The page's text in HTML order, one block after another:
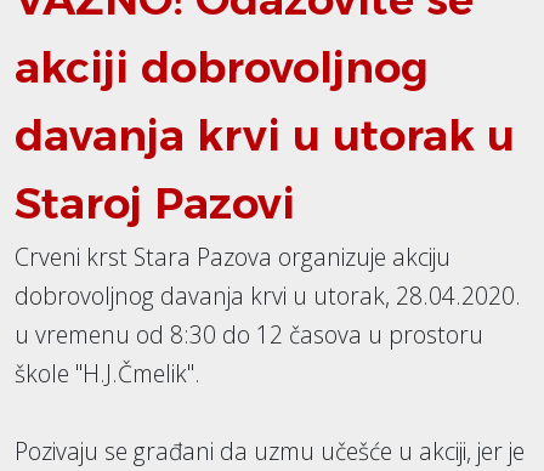
akciji dobrovoljnog
davanja krvi u utorak u
Staroj Pazovi
Crveni krst Stara Pazova organizuje akciju
dobrovoljnog davanja krvi u utorak, 28.04.2020.
u vremenu od 8:30 do 12 časova u prostoru
škole "H.J.Čmelik".
Pozivaju se građani da uzmu učešće u akciji, jer je